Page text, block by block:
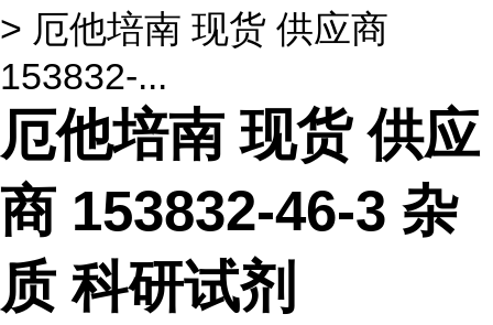
> 厄他培南 现货 供应商
153832-...
厄他培南 现货 供应
商 153832-46-3 杂
质 科研试剂